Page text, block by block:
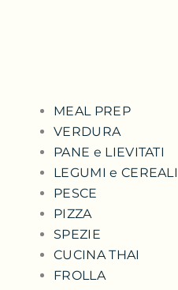
MEAL PREP
VERDURA
PANE e LIEVITATI
LEGUMI e CEREALI
PESCE
PIZZA
SPEZIE
CUCINA THAI
FROLLA